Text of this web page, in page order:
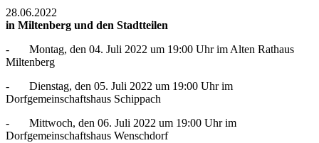
28.06.2022
in Miltenberg und den Stadtteilen
- Montag, den 04. Juli 2022 um 19:00 Uhr im Alten Rathaus
Miltenberg
- Dienstag, den 05. Juli 2022 um 19:00 Uhr im
Dorfgemeinschaftshaus Schippach
- Mittwoch, den 06. Juli 2022 um 19:00 Uhr im
Dorfgemeinschaftshaus Wenschdorf